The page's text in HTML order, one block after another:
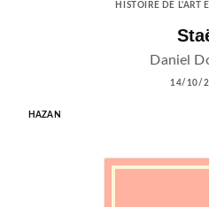
HISTOIRE DE L'ART
Daniel
14/10/
HAZAN